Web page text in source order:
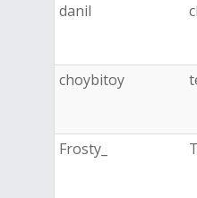
danil
choybitoy
Frosty_